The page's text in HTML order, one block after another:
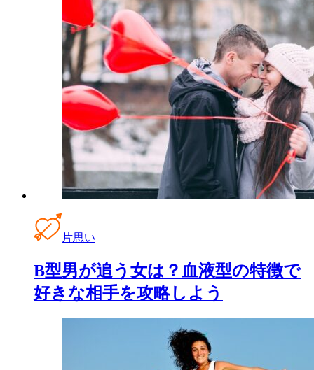
片思い
B型男が追う女は？血液型の特徴で
好きな相手を攻略しよう